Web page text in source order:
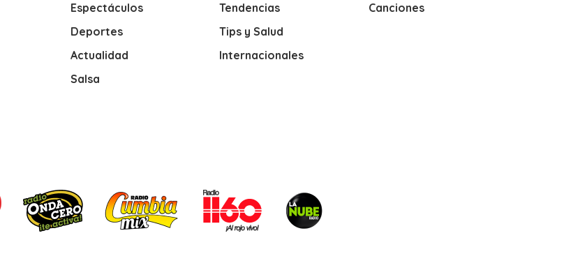
Espectáculos
Deportes
Actualidad
Salsa
Tendencias
Tips y Salud
Internacionales
Canciones